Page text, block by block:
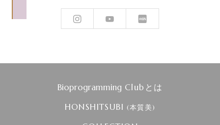
Bioprogramming Clubとは
HONSHITSUBI (本質美)